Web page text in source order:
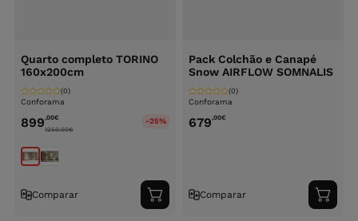
Quarto completo TORINO
160x200cm
Conforama
(0)
899,00€
1250.00€
-25%
Comparar
Adicionar
ao
Pack Colchão e Canapé
Snow AIRFLOW SOMNALIS
Conforama
(0)
679,00€
Comparar
ao